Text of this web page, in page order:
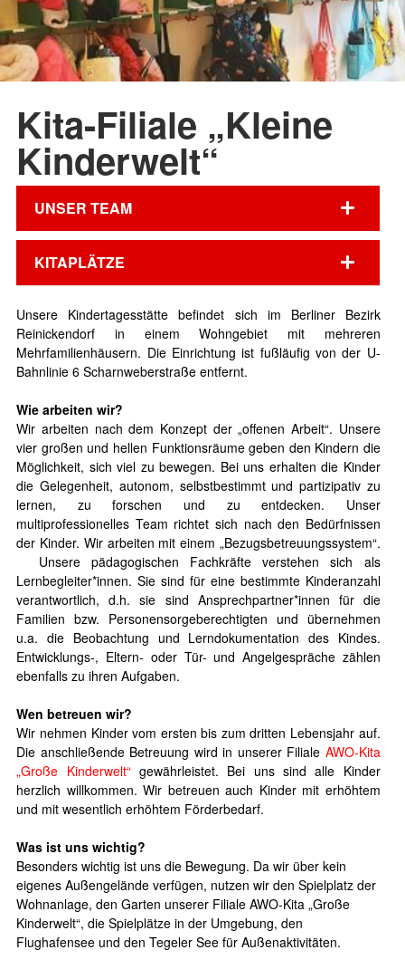
Kita-Filiale „Kleine
Kinderwelt“
UNSER TEAM
KITAPLÄTZE
Unsere Kindertagesstätte befindet sich im Berliner Bezirk
Reinickendorf in einem Wohngebiet mit mehreren
Mehrfamilienhäusern. Die Einrichtung ist fußläufig von der U-
Bahnlinie 6 Scharnweberstraße entfernt.
Wie arbeiten wir?
Wir arbeiten nach dem Konzept der „offenen Arbeit“. Unsere
vier großen und hellen Funktionsräume geben den Kindern die
Möglichkeit, sich viel zu bewegen. Bei uns erhalten die Kinder
die Gelegenheit, autonom, selbstbestimmt und partizipativ zu
lernen, zu forschen und zu entdecken. Unser
multiprofessionelles Team richtet sich nach den Bedürfnissen
der Kinder. Wir arbeiten mit einem „Bezugsbetreuungssystem“.
Unsere pädagogischen Fachkräfte verstehen sich als
Lernbegleiter*innen. Sie sind für eine bestimmte Kinderanzahl
verantwortlich, d.h. sie sind Ansprechpartner*innen für die
Familien bzw. Personensorgeberechtigten und übernehmen
u.a. die Beobachtung und Lerndokumentation des Kindes.
Entwicklungs-, Eltern- oder Tür- und Angelgespräche zählen
ebenfalls zu ihren Aufgaben.
Wen betreuen wir?
Wir nehmen Kinder vom ersten bis zum dritten Lebensjahr auf.
Die anschließende Betreuung wird in unserer Filiale AWO-Kita
„Große Kinderwelt“ gewährleistet. Bei uns sind alle Kinder
herzlich willkommen. Wir betreuen auch Kinder mit erhöhtem
und mit wesentlich erhöhtem Förderbedarf.
Was ist uns wichtig?
Besonders wichtig ist uns die Bewegung. Da wir über kein
eigenes Außengelände verfügen, nutzen wir den Spielplatz der
Wohnanlage, den Garten unserer Filiale AWO-Kita „Große
Kinderwelt“, die Spielplätze in der Umgebung, den
Flughafensee und den Tegeler See für Außenaktivitäten.